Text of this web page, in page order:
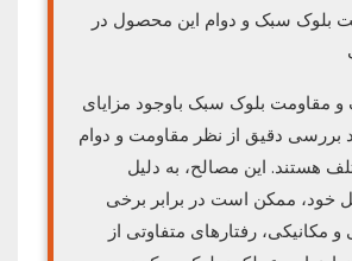
بلوک سبک و دوام این محصول در
مقاومت بلوک سبک باوجود مزایای
بررسی دقیق از نظر مقاومت و دوام
هستند. این مصالح، به دلیل
خود، ممکن است در برابر برخی
مکانیکی، رفتارهای متفاوتی از